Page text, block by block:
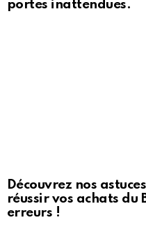
portes inattendues.
Découvrez nos
réussir vos achats du
erreurs !